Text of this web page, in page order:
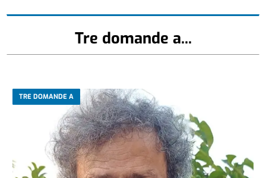
Tre domande a...
TRE DOMANDE A